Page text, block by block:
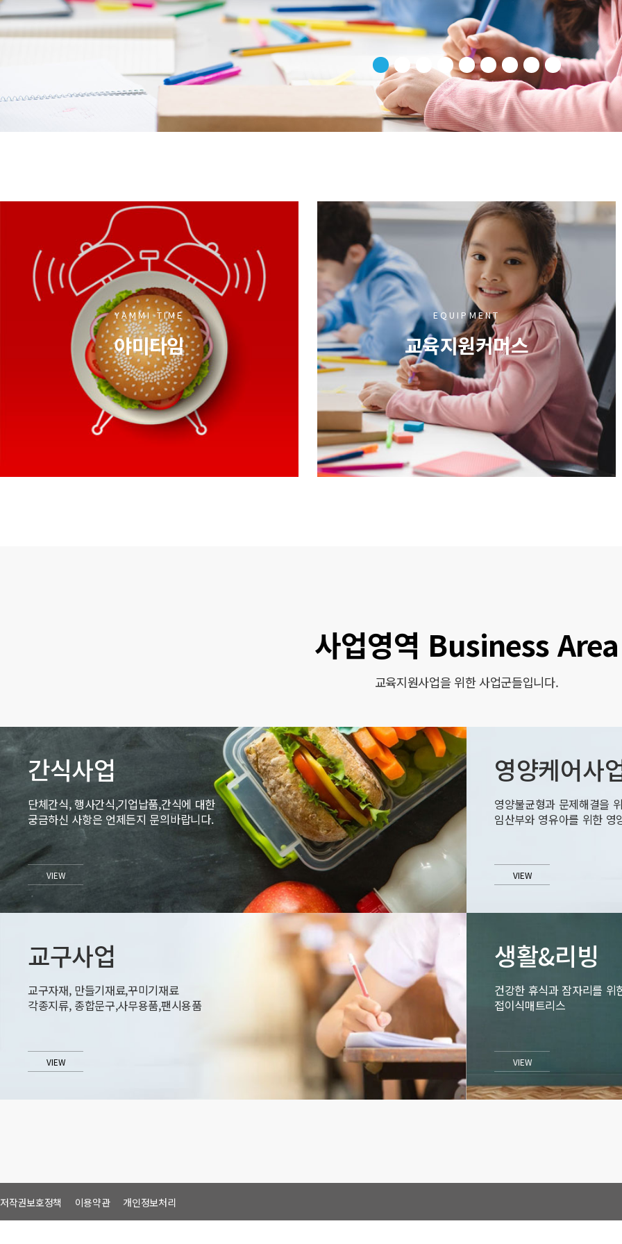
YAMMI TIME
야미타임
EQUIPMENT
교육지원커머스
사업영역 Business Area
교육지원사업을 위한 사업군들입니다.
간식사업
단체간식, 행사간식,기업납품,간식에 대한
궁금하신 사항은 언제든지 문의바랍니다.
VIEW
영양케어사
영양불균형과 문제해결을
임산부와 영유아를 위한 영
VIEW
교구사업
교구자재, 만들기재료,꾸미기재료
각종지류, 종합문구,사무용품,팬시용품
VIEW
생활&리빙
건강한 휴식과 잠자리를 위
접이식매트리스
VIEW
저작권보호정책 이용약관 개인정보처리